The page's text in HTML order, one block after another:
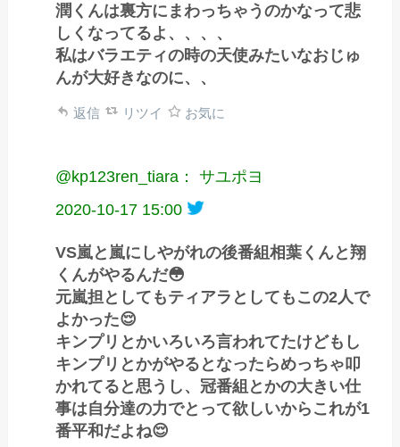
潤くんは裏方にまわっちゃうのかなって悲
しくなってるよ、、、、
私はバラエティの時の天使みたいなおじゅ
んが大好きなのに、、
返信 リツイ お気に
@kp123ren_tiara： サユポヨ
2020-10-17 15:00
VS嵐と嵐にしやがれの後番組相葉くんと翔
くんがやるんだ😳
元嵐担としてもティアラとしてもこの2人で
よかった😌
キンプリとかいろいろ言われてたけどもし
キンプリとかがやるとなったらめっちゃ叩
かれてると思うし、冠番組とかの大きい仕
事は自分達の力でとって欲しいからこれが1
番平和だよね😌